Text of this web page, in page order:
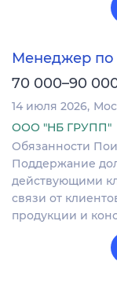
Менеджер
70 000–90
14 июля 2026
ООО "НБ ГРУПП"
Обязанности
Поддержание
действующими
связи от
продукции и